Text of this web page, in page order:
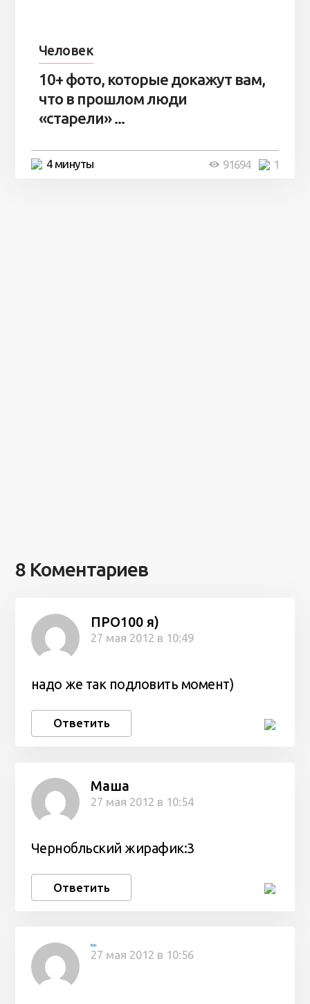
Человек
10+ фото, которые докажут вам,
что в прошлом люди
«старели» ...
4 минуты 1
91694
8 Коментариев
ПРО100 я)
27 мая 2012 в 10:49
надо же так подловить момент)
Ответить
Маша
27 мая 2012 в 10:54
Чернобльский жирафик:3
Ответить
KrIs
27 мая 2012 в 10:56